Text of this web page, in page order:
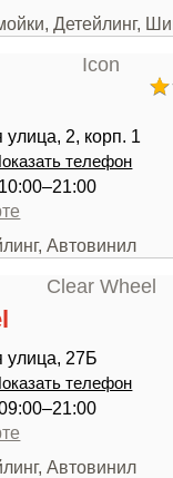
Детейлинг,
улица, 2, корп. 1
телефон
Автовинил
улица, 27Б
телефон
Автовинил